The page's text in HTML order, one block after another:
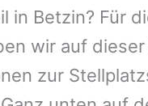
in Betzin? Für
wir auf
zur